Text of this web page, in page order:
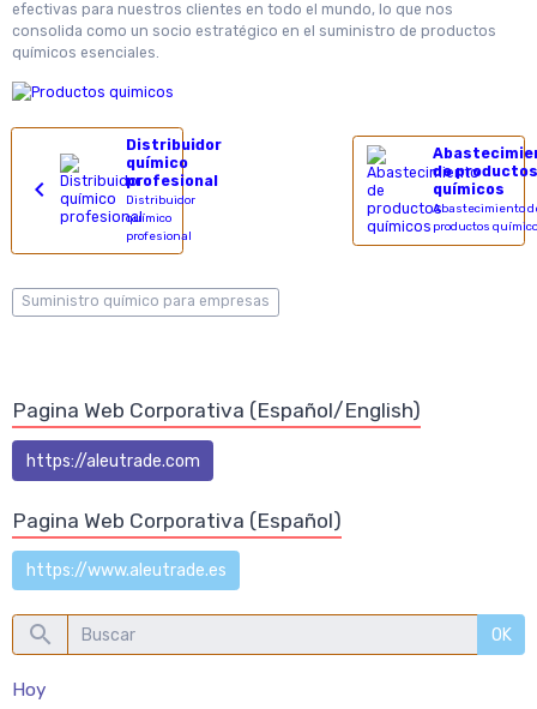
efectivas para nuestros clientes en todo el mundo, lo que nos
consolida como un socio estratégico en el suministro de productos
químicos esenciales.
Distribuidor
químico
profesional
Distribuidor
químico
profesional
de productos
químicos
Abastecimiento
productos
Suministro químico para empresas
Pagina Web Corporativa (Español/English)
https://aleutrade.com
Pagina Web Corporativa (Español)
https://www.aleutrade.es
OK
Hoy